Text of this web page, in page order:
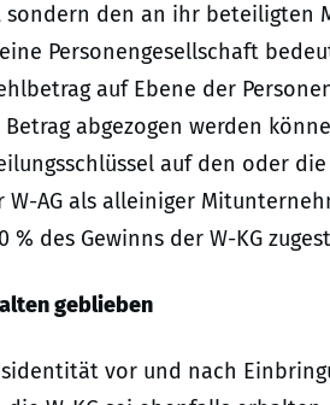
den an ihr beteiligten
Personengesellschaft
auf Ebene der
abgezogen werden
auf den oder
AG als alleiniger
% des Gewinns der W-KG
geblieben
vor und nach